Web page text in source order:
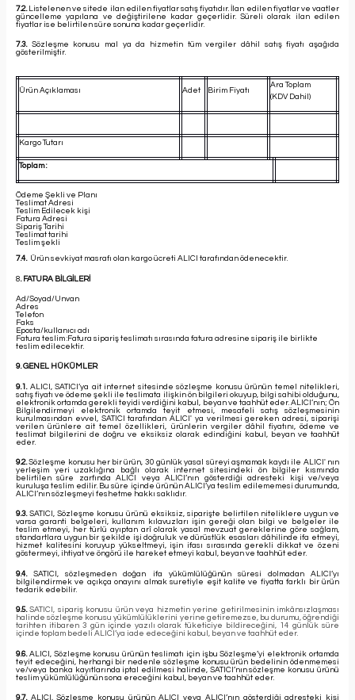
7.2. Listelenen ve sitede ilan edilen fiyatlar satış fiyatıdır. İlan edilen fiyatlar ve vaatler
güncelleme yapılana ve değiştirilene kadar geçerlidir. Süreli olarak ilan edilen
fiyatlar ise belirtilen süre sonuna kadar geçerlidir.
7.3. Sözleşme konusu mal ya da hizmetin tüm vergiler dâhil satış fiyatı aşağıda
gösterilmiştir.
Ürün Açıklaması Adet Birim Fiyatı
Ara Toplam
(KDV Dahil)
Kargo Tutarı
Toplam :
Ödeme Şekli ve Planı
Teslimat Adresi
Teslim Edilecek kişi
Fatura Adresi
Sipariş Tarihi
Teslimat tarihi
Teslim şekli
7.4.Ürün sevkiyat masrafı olan kargo ücreti ALICI tarafından ödenecektir.
8. FATURA BİLGİLERİ
Ad/Soyad/Unvan
Adres
Telefon
Faks
Eposta/kullanıcı adı
Fatura teslim :Fatura sipariş teslimatı sırasında fatura adresine sipariş ile birlikte
teslim edilecektir.
9. GENEL HÜKÜMLER
9.1. ALICI, SATICI’ya ait internet sitesinde sözleşme konusu ürünün temel nitelikleri,
satış fiyatı ve ödeme şekli ile teslimata ilişkin ön bilgileri okuyup, bilgi sahibi olduğunu,
elektronik ortamda gerekli teyidi verdiğini kabul, beyan ve taahhüt eder. ALICI’nın; Ön
Bilgilendirmeyi elektronik ortamda teyit etmesi, mesafeli satış sözleşmesinin
kurulmasından evvel, SATICI tarafından ALICI' ya verilmesi gereken adresi, siparişi
verilen ürünlere ait temel özellikleri, ürünlerin vergiler dâhil fiyatını, ödeme ve
teslimat bilgilerini de doğru ve eksiksiz olarak edindiğini kabul, beyan ve taahhüt
eder.
9.2.Sözleşme konusu her bir ürün, 30 günlük yasal süreyi aşmamak kaydı ile ALICI' nın
yerleşim yeri uzaklığına bağlı olarak internet sitesindeki ön bilgiler kısmında
belirtilen süre zarfında ALICI veya ALICI’nın gösterdiği adresteki kişi ve/veya
kuruluşa teslim edilir. Bu süre içinde ürünün ALICI’ya teslim edilememesi durumunda,
ALICI’nın sözleşmeyi feshetme hakkı saklıdır.
9.3.SATICI, Sözleşme konusu ürünü eksiksiz, siparişte belirtilen niteliklere uygun ve
varsa garanti belgeleri, kullanım kılavuzları işin gereği olan bilgi ve belgeler ile
teslim etmeyi, her türlü ayıptan arî olarak yasal mevzuat gereklerine göre sağlam,
standartlara uygun bir şekilde işi doğruluk ve dürüstlük esasları dâhilinde ifa etmeyi,
hizmet kalitesini koruyup yükseltmeyi, işin ifası sırasında gerekli dikkat ve özeni
göstermeyi, ihtiyat ve öngörü ile hareket etmeyi kabul, beyan ve taahhüt eder.
9.4. SATICI, sözleşmeden doğan ifa yükümlülüğünün süresi dolmadan ALICI’yı
bilgilendirmek ve açıkça onayını almak suretiyle eşit kalite ve fiyatta farklı bir ürün
tedarik edebilir.
9.5. SATICI, sipariş konusu ürün veya hizmetin yerine getirilmesinin imkânsızlaşması
halinde sözleşme konusu yükümlülüklerini yerine getiremezse, bu durumu, öğrendiği
tarihten itibaren 3 gün içinde yazılı olarak tüketiciye bildireceğini, 14 günlük süre
içinde toplam bedeli ALICI’ya iade edeceğini kabul, beyan ve taahhüt eder.
9.6. ALICI, Sözleşme konusu ürünün teslimatı için işbu Sözleşme’yi elektronik ortamda
teyit edeceğini, herhangi bir nedenle sözleşme konusu ürün bedelinin ödenmemesi
ve/veya banka kayıtlarında iptal edilmesi halinde, SATICI’nın sözleşme konusu ürünü
teslim yükümlülüğünün sona ereceğini kabul, beyan ve taahhüt eder.
9.7. ALICI, Sözleşme konusu ürünün ALICI veya ALICI’nın gösterdiği adresteki kişi